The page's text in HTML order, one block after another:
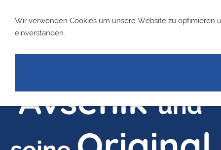
Slavko
Avsenikund
Wir verwenden Cookies um unsere Website zu optimieren
einverstanden.